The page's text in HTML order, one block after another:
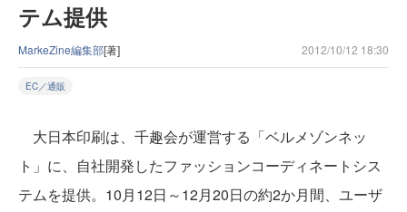
テム提供
MarkeZine編集部[著] 2012/10/12 18:30
EC／通販
大日本印刷は、千趣会が運営する「ベルメゾンネッ
ト」に、自社開発したファッションコーディネートシス
テムを提供。10月12日～12月20日の約2か月間、ユーザ